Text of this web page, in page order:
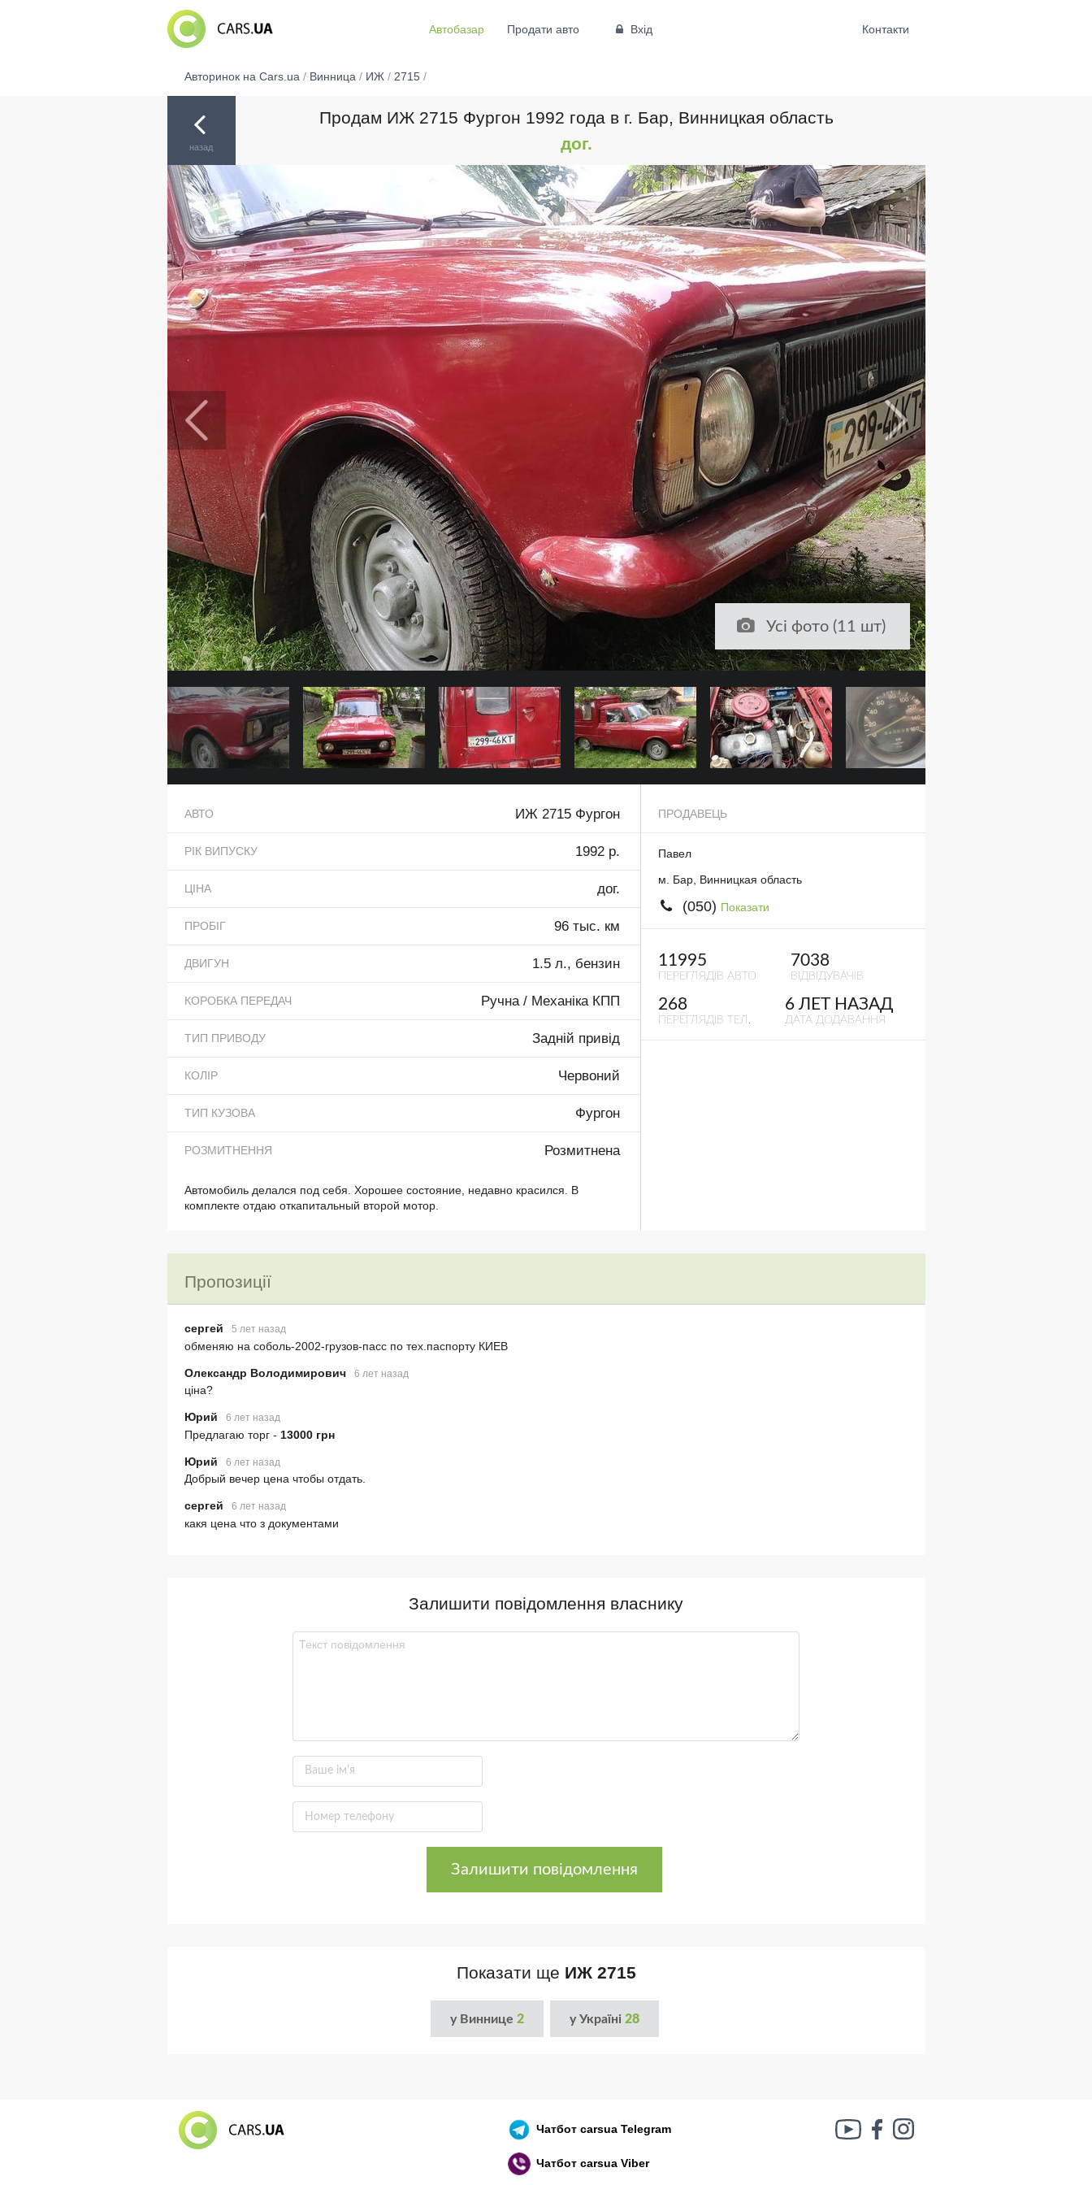
Автобазар Продати авто Вхід Контакти
Авторинок на Cars.ua / Винница / ИЖ / 2715/
назад
Продам ИЖ 2715 Фургон 1992 года в г. Бар, Винницкая область
дог.
Усі фото (11 шт)
АВТО ИЖ 2715 Фургон
РІК ВИПУСКУ 1992 р.
ЦІНА дог.
ПРОБІГ 96 тыс. км
ДВИГУН 1.5 л., бензин
КОРОБКА ПЕРЕДАЧ Ручна / Механіка КПП
ТИП ПРИВОДУ Задній привід
КОЛІР Червоний
ТИП КУЗОВА Фургон
РОЗМИТНЕННЯ Розмитнена
Автомобиль делался под себя. Хорошее состояние, недавно красился. В
комплекте отдаю откапитальный второй мотор.
ПРОДАВЕЦЬ
Павел
м. Бар, Винницкая область
(050) Показати
11995
ПЕРЕГЛЯДІВ АВТО
7038
ВІДВІДУВАЧІВ
268
ПЕРЕГЛЯДІВ ТЕЛ.
6 ЛЕТ НАЗАД
ДАТА ДОДАВАННЯ
Пропозиції
сергей 5 лет назад
обменяю на соболь-2002-грузов-пасс по тех.паспорту КИЕВ
Олександр Володимирович 6 лет назад
ціна?
Юрий 6 лет назад
Предлагаю торг - 13000 грн
Юрий 6 лет назад
Добрый вечер цена чтобы отдать.
сергей 6 лет назад
какя цена что з документами
Залишити повідомлення власнику
Залишити повідомлення
Показати ще ИЖ 2715
у Виннице 2 у Україні 28
Чатботcarsua Telegram
Чатботcarsua Viber